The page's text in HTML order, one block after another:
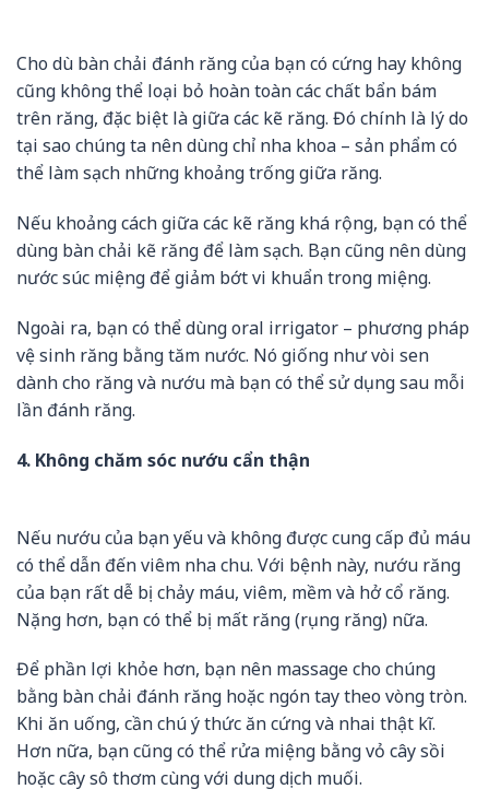
Cho dù bàn chải đánh răng của bạn có cứng hay không
cũng không thể loại bỏ hoàn toàn các chất bẩn bám
trên răng, đặc biệt là giữa các kẽ răng. Đó chính là lý do
tại sao chúng ta nên dùng chỉ nha khoa – sản phẩm có
thể làm sạch những khoảng trống giữa răng.
Nếu khoảng cách giữa các kẽ răng khá rộng, bạn có thể
dùng bàn chải kẽ răng để làm sạch. Bạn cũng nên dùng
nước súc miệng để giảm bớt vi khuẩn trong miệng.
Ngoài ra, bạn có thể dùng oral irrigator – phương pháp
vệ sinh răng bằng tăm nước. Nó giống như vòi sen
dành cho răng và nướu mà bạn có thể sử dụng sau mỗi
lần đánh răng.
4. Không chăm sóc nướu cẩn thận
Nếu nướu của bạn yếu và không được cung cấp đủ máu
có thể dẫn đến viêm nha chu. Với bệnh này, nướu răng
của bạn rất dễ bị chảy máu, viêm, mềm và hở cổ răng.
Nặng hơn, bạn có thể bị mất răng (rụng răng) nữa.
Để phần lợi khỏe hơn, bạn nên massage cho chúng
bằng bàn chải đánh răng hoặc ngón tay theo vòng tròn.
Khi ăn uống, cần chú ý thức ăn cứng và nhai thật kĩ.
Hơn nữa, bạn cũng có thể rửa miệng bằng vỏ cây sồi
hoặc cây sô thơm cùng với dung dịch muối.